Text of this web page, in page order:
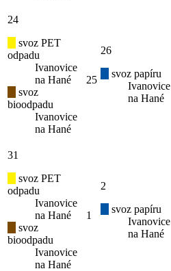
24
svoz PET
odpadu
Ivanovice
na Hané
svoz
bioodpadu
Ivanovice
na Hané
25
26
svoz papíru
Ivanovice
na Hané
31
svoz PET
odpadu
Ivanovice
na Hané
svoz
bioodpadu
Ivanovice
na Hané
1
2
svoz papíru
Ivanovice
na Hané